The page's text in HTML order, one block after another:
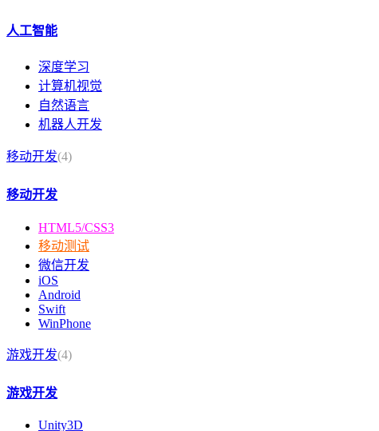
人工智能
深度学习
计算机视觉
自然语言
机器人开发
移动开发(4)
移动开发
HTML5/CSS3
移动测试
微信开发
iOS
Android
Swift
WinPhone
游戏开发(4)
游戏开发
Unity3D